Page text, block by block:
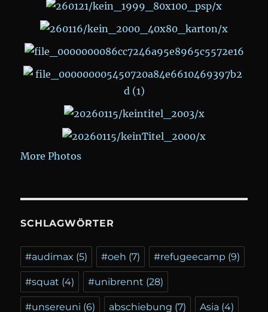
More Photos
SCHLAGWÖRTER
#audimax (5) #oeh (7) #refugeecamp (9)
#squat (4) #unibrennt (28)
#unsereuni (6) abschiebung (7) Asia (4)